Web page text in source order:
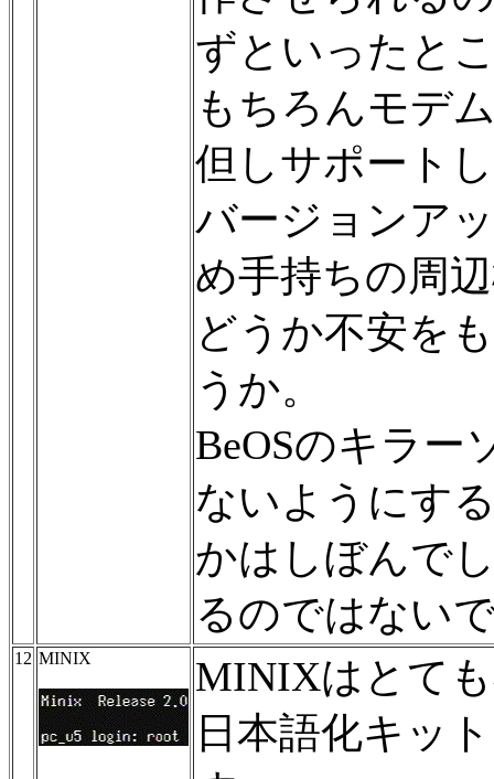
ずといったと
もちろんモデ
但しサポート
バージョンア
め手持ちの周
どうか不安を
うか。
BeOSのキラー
ないようにす
かはしぼんで
るのではない
12 MINIX
MINIXはとて
日本語化キッ